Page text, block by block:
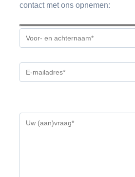
contact met ons opnemen:
dit
veld